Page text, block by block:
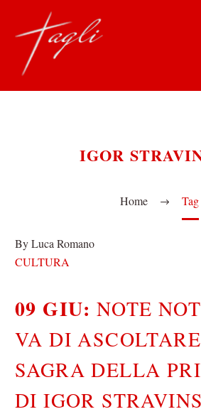
IGOR
Home Tag
By Luca Romano
CULTURA
09 GIU:NOTE
VA DI
SAGRA DELLA
DI IGOR